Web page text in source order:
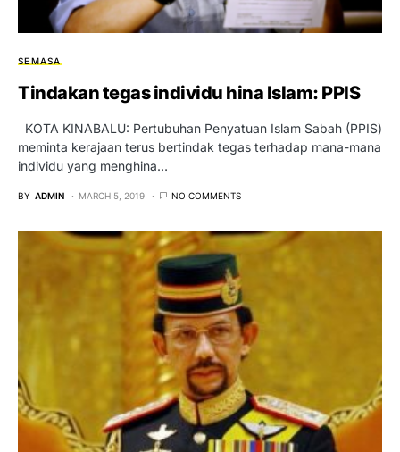
SEMASA
Tindakan tegas individu hina Islam: PPIS
KOTA KINABALU: Pertubuhan Penyatuan Islam Sabah (PPIS)
meminta kerajaan terus bertindak tegas terhadap mana-mana
individu yang menghina…
BY ADMIN MARCH 5, 2019 NO COMMENTS